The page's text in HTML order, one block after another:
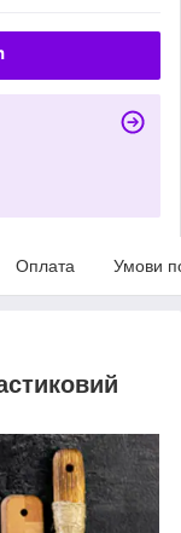
Оплата Умови